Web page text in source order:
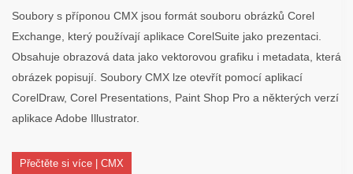
Soubory s příponou CMX jsou formát souboru obrázků Corel
Exchange, který používají aplikace CorelSuite jako prezentaci.
Obsahuje obrazová data jako vektorovou grafiku i metadata, která
obrázek popisují. Soubory CMX lze otevřít pomocí aplikací
CorelDraw, Corel Presentations, Paint Shop Pro a některých verzí
aplikace Adobe Illustrator.
Přečtěte si více | CMX